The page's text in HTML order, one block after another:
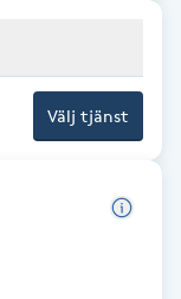
Välj tjänst